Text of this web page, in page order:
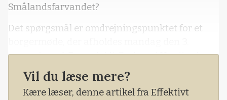
Smålandsfarvandet?
Det spørgsmål er omdrejningspunktet for et
november på Rosenfeldt Gods ved Vordingborg.
Vil du læse mere?
Kære læser, denne artikel fra Effektivt